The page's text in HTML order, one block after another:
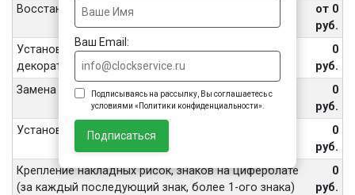
Ваш Email:
Подписываясь на рассылку, Вы соглашаетесь с
условиями «Политики конфиденциальности».
Подписаться
Восстановление ножек циферблата
от 0
руб.
Установка/замена внешних элементов
декоративного оформления
0
руб.
Замена / укрепление / чистка циферблата
0
руб.
Установка, правка, чистка стрелок
0
руб.
Крепление накладных рисок, знаков на циферблате
(за каждый последующий знак, более 1-ого знака)
0
руб.